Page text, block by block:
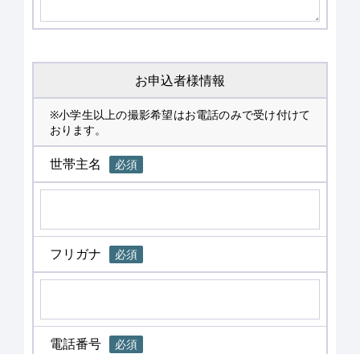
お申込者様情報
※小学生以上の撮影希望はお電話のみで受け付けて
おります。
世帯主名 必須
フリガナ 必須
電話番号 必須